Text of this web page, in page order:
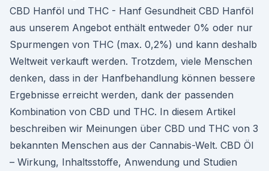
CBD Hanföl und THC - Hanf Gesundheit CBD Hanföl
aus unserem Angebot enthält entweder 0% oder nur
Spurmengen von THC (max. 0,2%) und kann deshalb
Weltweit verkauft werden. Trotzdem, viele Menschen
denken, dass in der Hanfbehandlung können bessere
Ergebnisse erreicht werden, dank der passenden
Kombination von CBD und THC. In diesem Artikel
beschreiben wir Meinungen über CBD und THC von 3
bekannten Menschen aus der Cannabis-Welt. CBD Öl
– Wirkung, Inhaltsstoffe, Anwendung und Studien